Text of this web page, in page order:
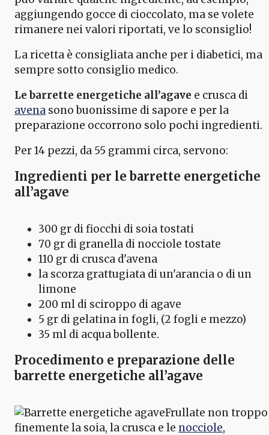
aggiungendo gocce di cioccolato, ma se volete
rimanere nei valori riportati, ve lo sconsiglio!
La ricetta è consigliata anche per i diabetici, ma
sempre sotto consiglio medico.
Le barrette energetiche all’agave e crusca di
avena sono buonissime di sapore e per la
preparazione occorrono solo pochi ingredienti.
Per 14 pezzi, da 55 grammi circa, servono:
Ingredienti per le barrette energetiche
all’agave
300 gr di fiocchi di soia tostati
70 gr di granella di nocciole tostate
110 gr di crusca d'avena
la scorza grattugiata di un'arancia o di un
limone
200 ml di sciroppo di agave
5 gr di gelatina in fogli, (2 fogli e mezzo)
35 ml di acqua bollente.
Procedimento e preparazione delle
barrette energetiche all’agave
Frullate non troppo
finemente la soia, la crusca e le nocciole,